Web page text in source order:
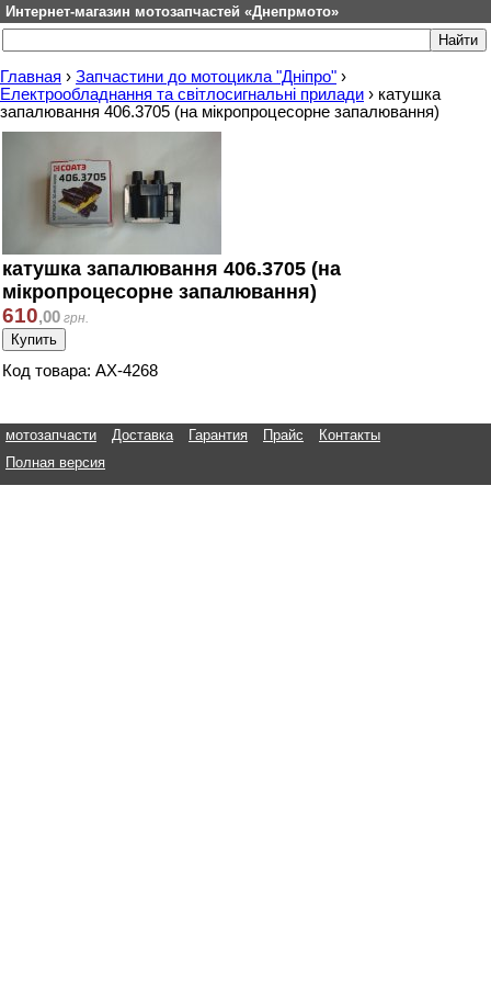
Интернет-магазин мотозапчастей «Днепрмото»
Главная › Запчастини до мотоцикла "Дніпро" ›
Електрообладнання та світлосигнальні прилади › катушка
запалювання 406.3705 (на мікропроцесорне запалювання)
катушка запалювання 406.3705 (на
мікропроцесорне запалювання)
610,00 грн.
Код товара: АХ-4268
мотозапчасти Доставка Гарантия Прайс
Контакты
Полная версия